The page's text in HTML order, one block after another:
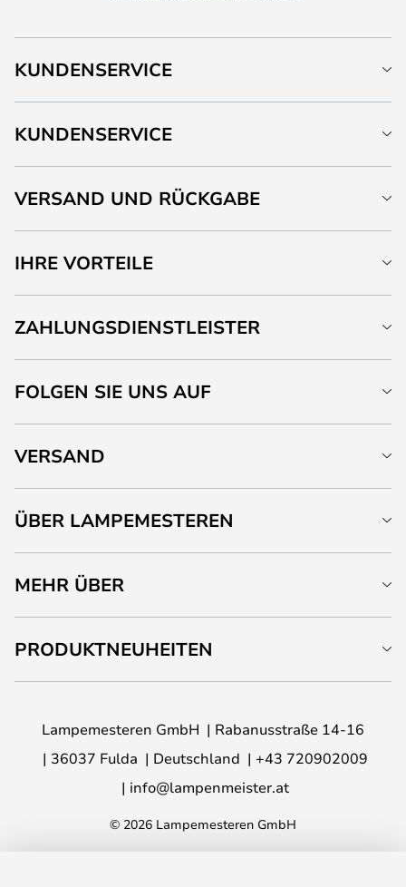
KUNDENSERVICE
KUNDENSERVICE
VERSAND UND RÜCKGABE
IHRE VORTEILE
ZAHLUNGSDIENSTLEISTER
FOLGEN SIE UNS AUF
VERSAND
ÜBER LAMPEMESTEREN
MEHR ÜBER
PRODUKTNEUHEITEN
Lampemesteren GmbH
Rabanusstraße 14-16
36037 Fulda
Deutschland
+43 720902009
info@lampenmeister.at
© 2026 Lampemesteren GmbH